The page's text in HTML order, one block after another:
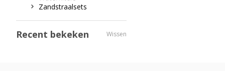
Zandstraalsets
Recent bekeken Wissen